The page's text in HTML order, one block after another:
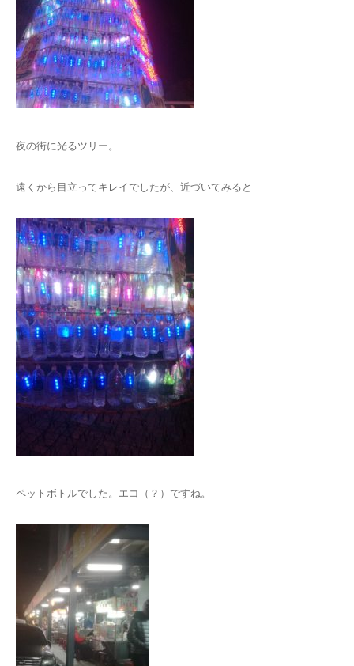
夜の街に光るツリー。
遠くから目立ってキレイでしたが、近づいてみると
ペットボトルでした。エコ（？）ですね。